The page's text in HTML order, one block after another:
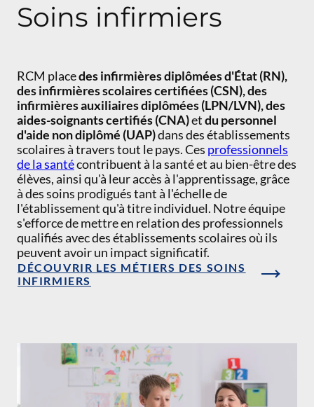
Soins infirmiers
RCM placedes infirmières diplômées d'État (RN),
des infirmières scolaires certifiées (CSN), des
infirmières auxiliaires diplômées (LPN/LVN), des
aides-soignants certifiés (CNA)etdu personnel
d'aide non diplômé (UAP)dans des établissements
scolaires à travers tout le pays. Ces professionnels
de la santécontribuent à la santé et au bien-être des
élèves, ainsi qu'à leur accès à l'apprentissage, grâce
à des soins prodigués tant à l'échelle de
l'établissement qu'à titre individuel. Notre équipe
s'efforce de mettre en relation des professionnels
qualifiés avec des établissements scolaires où ils
peuvent avoir un impact significatif.
DÉCOUVRIR LES MÉTIERS DES SOINS
INFIRMIERS